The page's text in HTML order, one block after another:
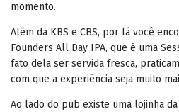
momento.
Além da KBS e CBS, por lá você
Founders All Day IPA, que é uma
fato dela ser servida fresca,
com que a experiência seja muito
Ao lado do pub existe uma lojinha